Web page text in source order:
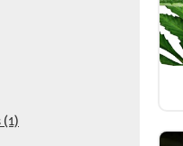
(1)